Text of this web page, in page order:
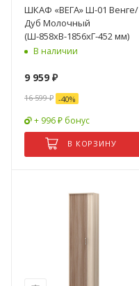
ШКАФ «ВЕГА» Ш-01 Венге/
Дуб Молочный
(Ш-858хВ-1856хГ-452 мм)
В наличии
9 959 ₽
16 599₽ -40%
+ 996 ₽ бонус
В КОРЗИНУ